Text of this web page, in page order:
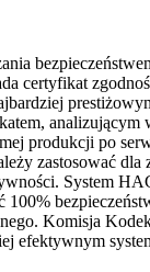
certyfikat
analizującym
produkcji po
zastosować dla
System
Komisja
efektywnym